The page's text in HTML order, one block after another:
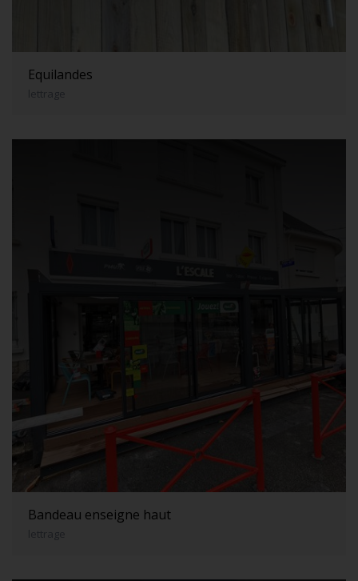
Equilandes
lettrage
Bandeau enseigne haut
lettrage